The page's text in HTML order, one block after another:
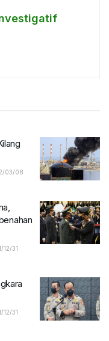
03/08
12/31
12/31